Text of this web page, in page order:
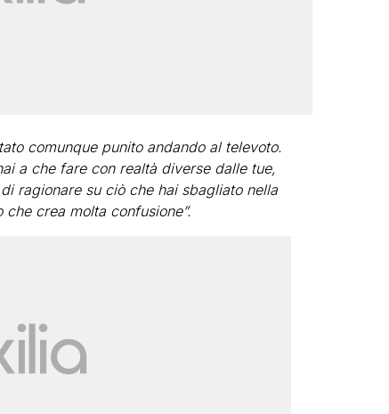
comunque punito andando al televoto.
a che fare con realtà diverse dalle tue,
ragionare su ciò che hai sbagliato nella
crea molta confusione”.